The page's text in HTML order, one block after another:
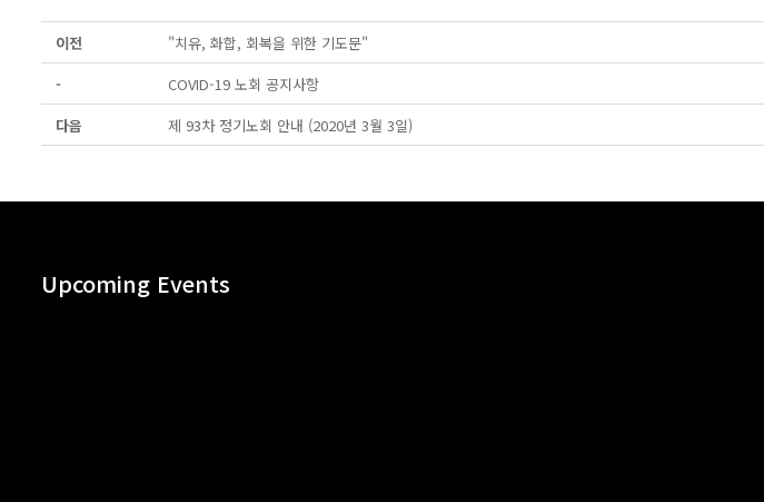
이전 "치유, 화합, 회복을 위한 기도문"
-
COVID-19 노회 공지사항
다음
제 93차 정기노회 안내 (2020년 3월 3일)
Upcoming Events